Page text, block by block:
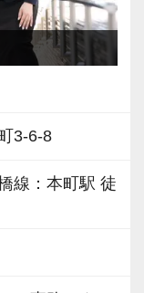
レス化。
的に実施して
ラウド、既存
しています。
定アドバイ
イザー資格
freee 上級エ
用は事務所
エキスパー
3-6-8
線：本町駅 徒